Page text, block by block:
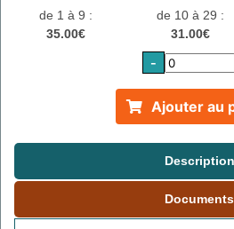
de 1 à 9 :
35.00€
de 10 à 29 :
31.00€
-
Ajouter au
Description
Documents